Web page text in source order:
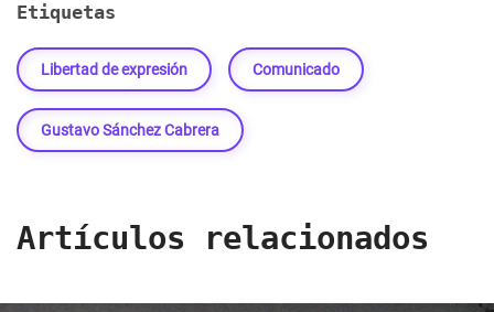
Etiquetas
Libertad de expresión Comunicado
Gustavo Sánchez Cabrera
Artículos relacionados